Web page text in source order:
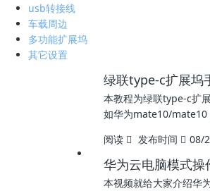
usb转接线
车载周边
多功能扩展坞
其它设置
绿联type-c扩展坞
本教程为绿联type-c扩
如华为mate10/mate10
阅读
发布时间 08/
华为云电脑模式操
本视频就给大家介绍华